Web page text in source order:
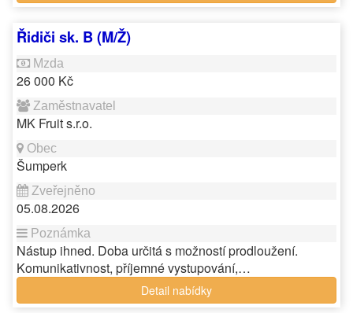
Řidiči sk. B (M/Ž)
26 000 Kč
MK Fruit s.r.o.
Šumperk
05.08.2026
Nástup ihned. Doba určitá s možností prodloužení.
Komunikativnost, příjemné vystupování,…
Detail nabídky